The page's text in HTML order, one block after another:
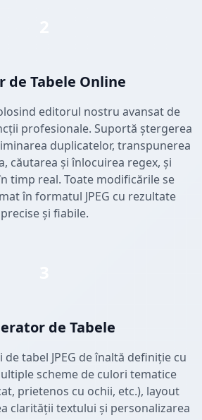
de Tabele Online
editorul nostru avansat de
profesionale. Suportă ștergerea
duplicatelor, transpunerea
căutarea și înlocuirea regex, și
timp real. Toate modificările se
în formatul JPEG cu rezultate
precise și fiabile.
de Tabele
tabel JPEG de înaltă definiție cu
scheme de culori tematice
prietenos cu ochii, etc.), layout
clarității textului și personalizarea